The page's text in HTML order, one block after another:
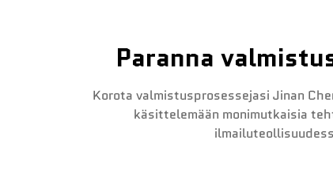
Paranna
Korota valmistusprosessejasi Jinan
käsittelemään monimutkaisia